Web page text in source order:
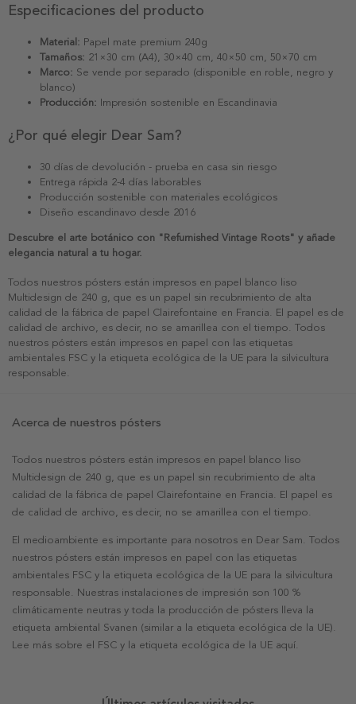
Especificaciones del producto
Material: Papel mate premium 240g
Tamaños: 21×30 cm (A4), 30×40 cm, 40×50 cm, 50×70 cm
Marco: Se vende por separado (disponible en roble, negro y
blanco)
Producción: Impresión sostenible en Escandinavia
¿Por qué elegir Dear Sam?
30 días de devolución - prueba en casa sin riesgo
Entrega rápida 2-4 días laborables
Producción sostenible con materiales ecológicos
Diseño escandinavo desde 2016
Descubre el arte botánico con "Refurnished Vintage Roots" y añade
elegancia natural a tu hogar.
Todos nuestros pósters están impresos en papel blanco liso
Multidesign de 240 g, que es un papel sin recubrimiento de alta
calidad de la fábrica de papel Clairefontaine en Francia. El papel es de
calidad de archivo, es decir, no se amarillea con el tiempo. Todos
nuestros pósters están impresos en papel con las etiquetas
ambientales FSC y la etiqueta ecológica de la UE para la silvicultura
responsable.
Acerca de nuestros pósters
Todos nuestros pósters están impresos en papel blanco liso
Multidesign de 240 g, que es un papel sin recubrimiento de alta
calidad de la fábrica de papel Clairefontaine en Francia. El papel es
de calidad de archivo, es decir, no se amarillea con el tiempo.
El medioambiente es importante para nosotros en Dear Sam. Todos
nuestros pósters están impresos en papel con las etiquetas
ambientales FSC y la etiqueta ecológica de la UE para la silvicultura
responsable. Nuestras instalaciones de impresión son 100 %
climáticamente neutras y toda la producción de pósters lleva la
etiqueta ambiental Svanen (similar a la etiqueta ecológica de la UE).
Lee más sobre el FSC y la etiqueta ecológica de la UE aquí.